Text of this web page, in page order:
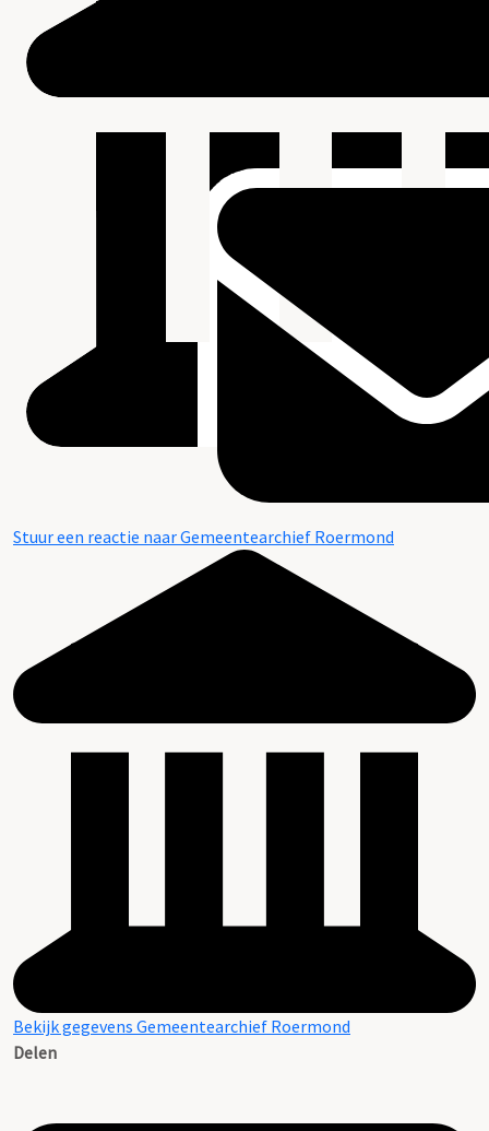
Stuur een reactie naar Gemeentearchief Roermond
Bekijk gegevens Gemeentearchief Roermond
Delen